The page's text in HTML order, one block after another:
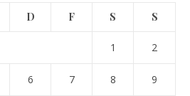
D F S S
1 2
6 7 8 9